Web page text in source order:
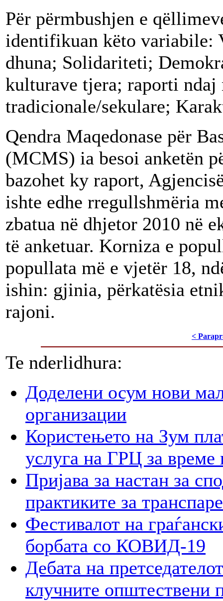
Për përmbushjen e
identifikuan këto variabile:
dhuna; Solidariteti;
kulturave tjera; raporti
tradicionale/sekulare;
Qendra Maqedonase për
(MCMS) ia besoi anketën
bazohet ky raport,
ishte edhe rregullshmëria
zbatua në dhjetor 2010 në
të anketuar. Korniza e
popullata më e vjetër 18,
ishin: gjinia, përkatësia
rajoni.
<
Te nderlidhura:
Доделени осум нови
организации
Користењето на Зум
услуга на ГРЦ за време
Пријава за настан за
практиките за
Фестивалот на
борбата со КОВИД-19
Дебата на
клучните општествени